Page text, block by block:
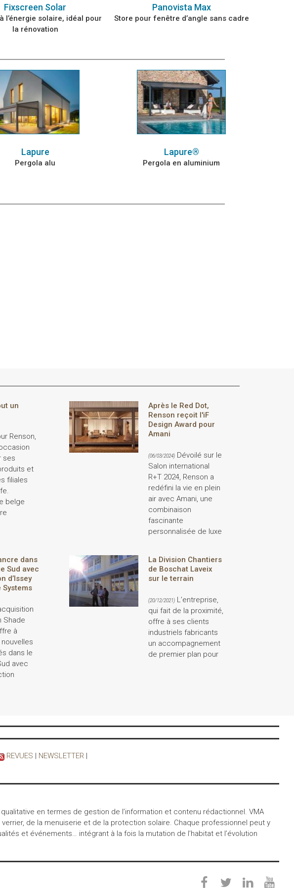
Fixscreen Solar
l’énergie solaire, idéal pour
la rénovation
Panovista Max
Store pour fenêtre d’angle sans cadre
Lapure
Pergola alu
Lapure®
Pergola en aluminium
un
Renson,
ses
et
filiales
belge
Après le Red Dot,
Renson reçoit l'iF
Design Award pour
Amani
(06/03/2024) Dévoilé sur le
Salon international
R+T 2024, Renson a
redéfini la vie en plein
air avec Amani, une
combinaison
fascinante
personnalisée de luxe
dans
Sud avec
d’Issey
Systems
Shade
à
dans le
avec
La Division Chantiers
de Boschat Laveix
sur le terrain
(20/12/2021) L’entreprise,
qui fait de la proximité,
offre à ses clients
industriels fabricants
un accompagnement
de premier plan pour
REVUES | NEWSLETTER |
en termes de gestion de l’information et contenu rédactionnel. VMA
de la menuiserie et de la protection solaire. Chaque professionnel peut y
et événements… intégrant à la fois la mutation de l’habitat et l’évolution